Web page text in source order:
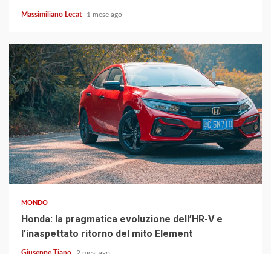
Massimiliano Lecat 1 mese ago
4 min read
MONDO
Honda: la pragmatica evoluzione dell’HR-V e
l’inaspettato ritorno del mito Element